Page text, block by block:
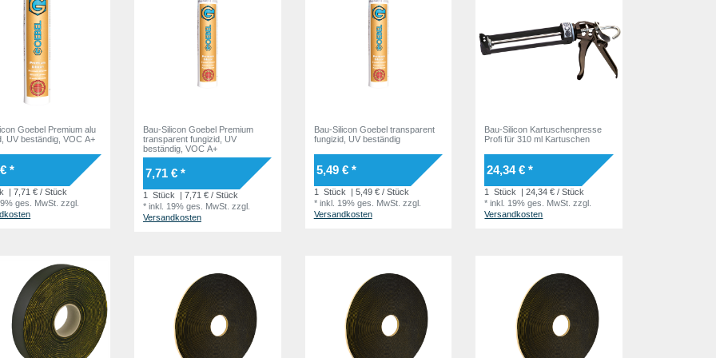
Goebel Premium alu
UV beständig, VOC A+
*
| 7,71 € / Stück
ges. MwSt. zzgl.
Bau-Silicon Goebel Premium
transparent fungizid, UV
beständig, VOC A+
7,71 € *
1 Stück
| 7,71 € / Stück
* inkl. 19% ges. MwSt. zzgl.
Versandkosten
Bau-Silicon Goebel transparent
fungizid, UV beständig
5,49 € *
1 Stück
| 5,49 € / Stück
* inkl. 19% ges. MwSt. zzgl.
Versandkosten
Bau-Silicon Kartuschenpresse
Profi für 310 ml Kartuschen
24,34 € *
1 Stück
| 24,34 € / Stück
*inkl. 19% ges. MwSt. zzgl.
Versandkosten